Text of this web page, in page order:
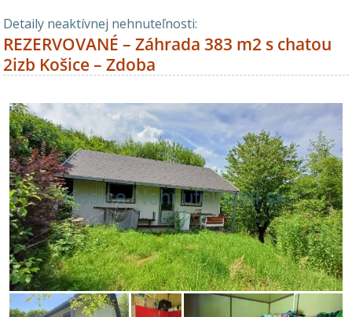
Detaily neaktívnej nehnuteľnosti:
REZERVOVANÉ – Záhrada 383 m2 s chatou
2izb Košice – Zdoba